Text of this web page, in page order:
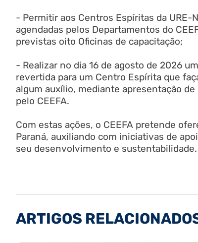
- Permitir aos Centros Espíritas da URE-
agendadas pelos Departamentos do
previstas oito Oficinas de capacitação;
- Realizar no dia 16 de agosto de 2026
revertida para um Centro Espírita que
algum auxílio, mediante apresentação
pelo CEEFA.
Com estas ações, o CEEFA pretende
Paraná, auxiliando com iniciativas de
seu desenvolvimento e sustentabilidade.
ARTIGOS